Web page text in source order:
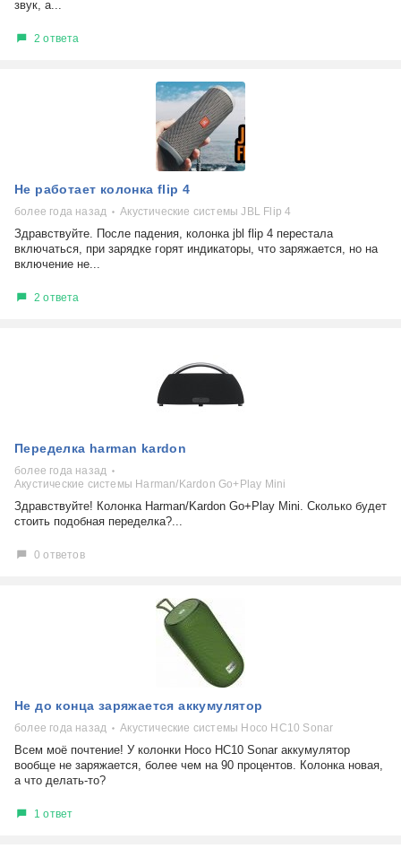
звук, а...
2 ответа
Не работает колонка flip 4
более года назад Акустические системы JBL Flip 4
Здравствуйте. После падения, колонка jbl flip 4 перестала
включаться, при зарядке горят индикаторы, что заряжается, но на
включение не...
2 ответа
Переделка harman kardon
более года назад
Акустические системы Harman/Kardon Go+Play Mini
Здравствуйте! Колонка Harman/Kardon Go+Play Mini. Сколько будет
стоить подобная переделка?...
0 ответов
Не до конца заряжается аккумулятор
более года назад Акустические системы Hoco HC10 Sonar
Всем моё почтение! У колонки Hoco HC10 Sonar аккумулятор
вообще не заряжается, более чем на 90 процентов. Колонка новая,
а что делать-то?
1 ответ